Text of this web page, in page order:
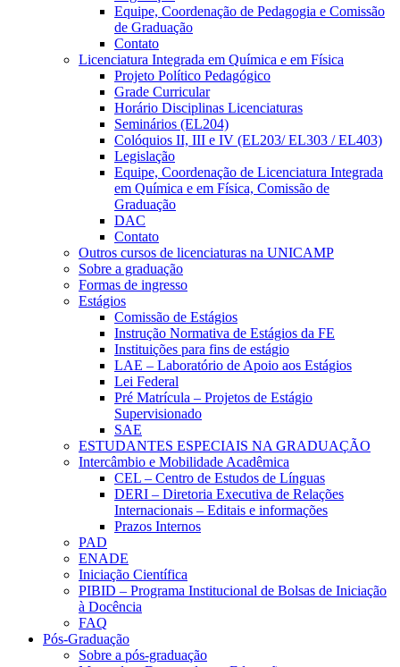
Equipe, Coordenação de Pedagogia e Comissão
de Graduação
Contato
Licenciatura Integrada em Química e em Física
Projeto Político Pedagógico
Grade Curricular
Horário Disciplinas Licenciaturas
Seminários (EL204)
Colóquios II, III e IV (EL203/ EL303 / EL403)
Legislação
Equipe, Coordenação de Licenciatura Integrada
em Química e em Física, Comissão de
Graduação
DAC
Contato
Outros cursos de licenciaturas na UNICAMP
Sobre a graduação
Formas de ingresso
Estágios
Comissão de Estágios
Instrução Normativa de Estágios da FE
Instituições para fins de estágio
LAE – Laboratório de Apoio aos Estágios
Lei Federal
Pré Matrícula – Projetos de Estágio
Supervisionado
SAE
ESTUDANTES ESPECIAIS NA GRADUAÇÃO
Intercâmbio e Mobilidade Acadêmica
CEL – Centro de Estudos de Línguas
DERI – Diretoria Executiva de Relações
Internacionais – Editais e informações
Prazos Internos
PAD
ENADE
Iniciação Científica
PIBID – Programa Institucional de Bolsas de Iniciação
à Docência
FAQ
Pós-Graduação
Sobre a pós-graduação